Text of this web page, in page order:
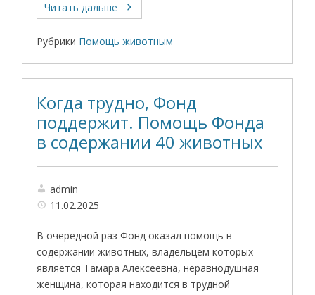
Читать дальше
Рубрики Помощь животным
Когда трудно, Фонд
поддержит. Помощь Фонда
в содержании 40 животных
admin
11.02.2025
В очередной раз Фонд оказал помощь в
содержании животных, владельцем которых
является Тамара Алексеевна, неравнодушная
женщина, которая находится в трудной